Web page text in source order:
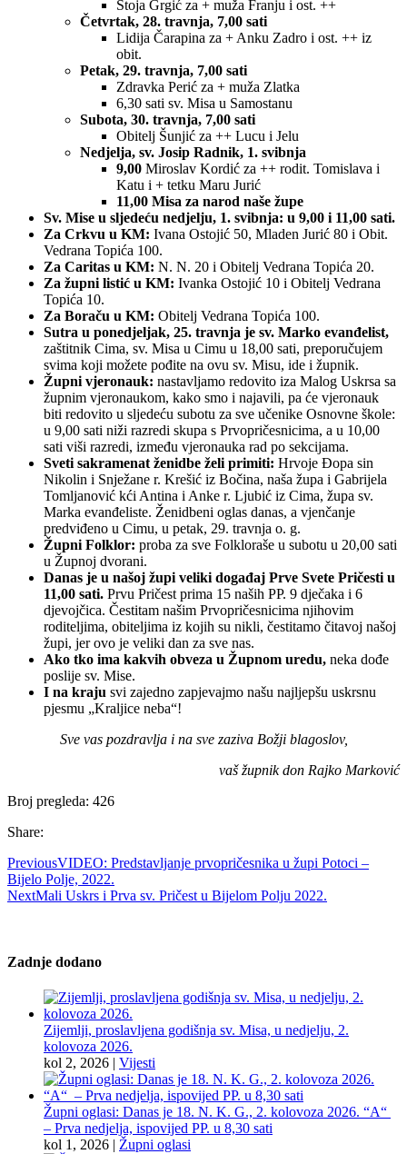
Stoja Grgić za + muža Franju i ost. ++
Četvrtak, 28. travnja, 7,00 sati
Lidija Čarapina za + Anku Zadro i ost. ++ iz
obit.
Petak, 29. travnja, 7,00 sati
Zdravka Perić za + muža Zlatka
6,30 sati sv. Misa u Samostanu
Subota, 30. travnja, 7,00 sati
Obitelj Šunjić za ++ Lucu i Jelu
Nedjelja, sv. Josip Radnik, 1. svibnja
9,00 Miroslav Kordić za ++ rodit. Tomislava i
Katu i + tetku Maru Jurić
11,00 Misa za narod naše župe
Sv. Mise u sljedeću nedjelju, 1. svibnja: u 9,00 i 11,00 sati.
Za Crkvu u KM: Ivana Ostojić 50, Mladen Jurić 80 i Obit.
Vedrana Topića 100.
Za Caritas u KM: N. N. 20 i Obitelj Vedrana Topića 20.
Za župni listić u KM: Ivanka Ostojić 10 i Obitelj Vedrana
Topića 10.
Za Boraču u KM: Obitelj Vedrana Topića 100.
Sutra u ponedjeljak, 25. travnja je sv. Marko evanđelist,
zaštitnik Cima, sv. Misa u Cimu u 18,00 sati, preporučujem
svima koji možete pođite na ovu sv. Misu, ide i župnik.
Župni vjeronauk: nastavljamo redovito iza Malog Uskrsa sa
župnim vjeronaukom, kako smo i najavili, pa će vjeronauk
biti redovito u sljedeću subotu za sve učenike Osnovne škole:
u 9,00 sati niži razredi skupa s Prvopričesnicima, a u 10,00
sati viši razredi, između vjeronauka rad po sekcijama.
Sveti sakramenat ženidbe želi primiti: Hrvoje Đopa sin
Nikolin i Snježane r. Krešić iz Bočina, naša župa i Gabrijela
Tomljanović kći Antina i Anke r. Ljubić iz Cima, župa sv.
Marka evanđeliste. Ženidbeni oglas danas, a vjenčanje
predviđeno u Cimu, u petak, 29. travnja o. g.
Župni Folklor: proba za sve Folkloraše u subotu u 20,00 sati
u Župnoj dvorani.
Danas je u našoj župi veliki događaj Prve Svete Pričesti u
11,00 sati. Prvu Pričest prima 15 naših PP. 9 dječaka i 6
djevojčica. Čestitam našim Prvopričesnicima njihovim
roditeljima, obiteljima iz kojih su nikli, čestitamo čitavoj našoj
župi, jer ovo je veliki dan za sve nas.
Ako tko ima kakvih obveza u Župnom uredu, neka dođe
poslije sv. Mise.
I na kraju svi zajedno zapjevajmo našu najljepšu uskrsnu
pjesmu „Kraljice neba“!
Sve vas pozdravlja i na sve zaziva Božji blagoslov,
vaš župnik don Rajko Marković
Broj pregleda: 426
Share:
PreviousVIDEO: Predstavljanje prvopričesnika u župi Potoci –
Bijelo Polje, 2022.
NextMali Uskrs i Prva sv. Pričest u Bijelom Polju 2022.
Zadnje dodano
Zijemlji, proslavljena godišnja sv. Misa, u nedjelju, 2.
kolovoza 2026.
kol 2, 2026 | Vijesti
Župni oglasi: Danas je 18. N. K. G., 2. kolovoza 2026. “A“
– Prva nedjelja, ispovijed PP. u 8,30 sati
kol 1, 2026 | Župni oglasi